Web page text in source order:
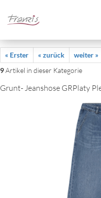
« Erster « zurück weiter »
9Artikel in dieser Kategorie
Grunt- Jeanshose GRPlaty